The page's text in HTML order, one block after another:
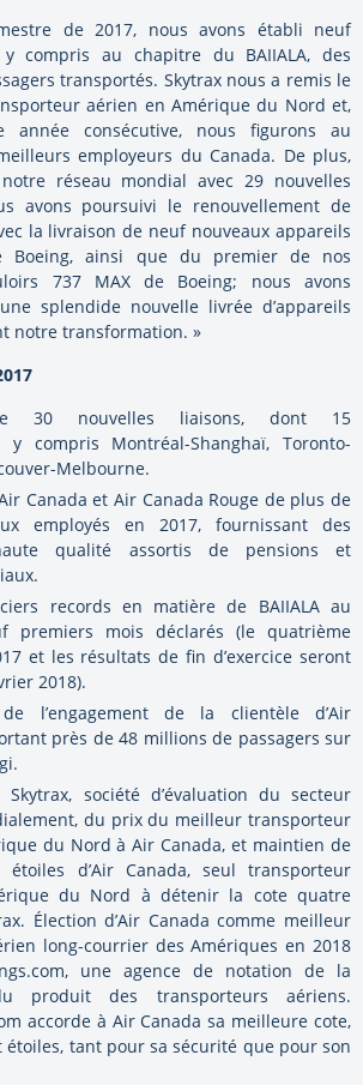
de 2017, nous avons établi neuf
y compris au chapitre du BAIIALA, des
transportés. Skytrax nous a remis le
aérien en Amérique du Nord et,
année consécutive, nous figurons au
employeurs du Canada. De plus,
réseau mondial avec 29 nouvelles
avons poursuivi le renouvellement de
la livraison de neuf nouveaux appareils
Boeing, ainsi que du premier de nos
737 MAX de Boeing; nous avons
splendide nouvelle livrée d’appareils
notre transformation. »
30 nouvelles liaisons, dont 15
y compris Montréal-Shanghaï, Toronto-
Melbourne.
Canada et Air Canada Rouge de plus de
employés en 2017, fournissant des
qualité assortis de pensions et
records en matière de BAIIALA au
premiers mois déclarés (le quatrième
et les résultats de fin d’exercice seront
2018).
de l’engagement de la clientèle d’Air
près de 48 millions de passagers sur
société d’évaluation du secteur
du prix du meilleur transporteur
du Nord à Air Canada, et maintien de
d’Air Canada, seul transporteur
du Nord à détenir la cote quatre
Élection d’Air Canada comme meilleur
long-courrier des Amériques en 2018
une agence de notation de la
produit des transporteurs aériens.
accorde à Air Canada sa meilleure cote,
étoiles, tant pour sa sécurité que pour son